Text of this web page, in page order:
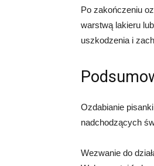
Po zakończeniu
warstwą lakieru
uszkodzenia i
Ozdabianie
nadchodzących
Wezwanie do